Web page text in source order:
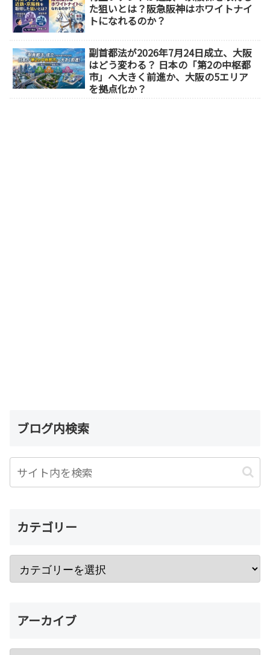
た狙いとは？阪急阪神はホワイトナイ
トになれるのか？
副首都法が2026年7月24日成立、大阪
はどう変わる？ 日本の「第2の中枢都
市」へ大きく前進か、大阪の5エリア
を拠点化か？
ブログ内検索
カテゴリー
アーカイブ